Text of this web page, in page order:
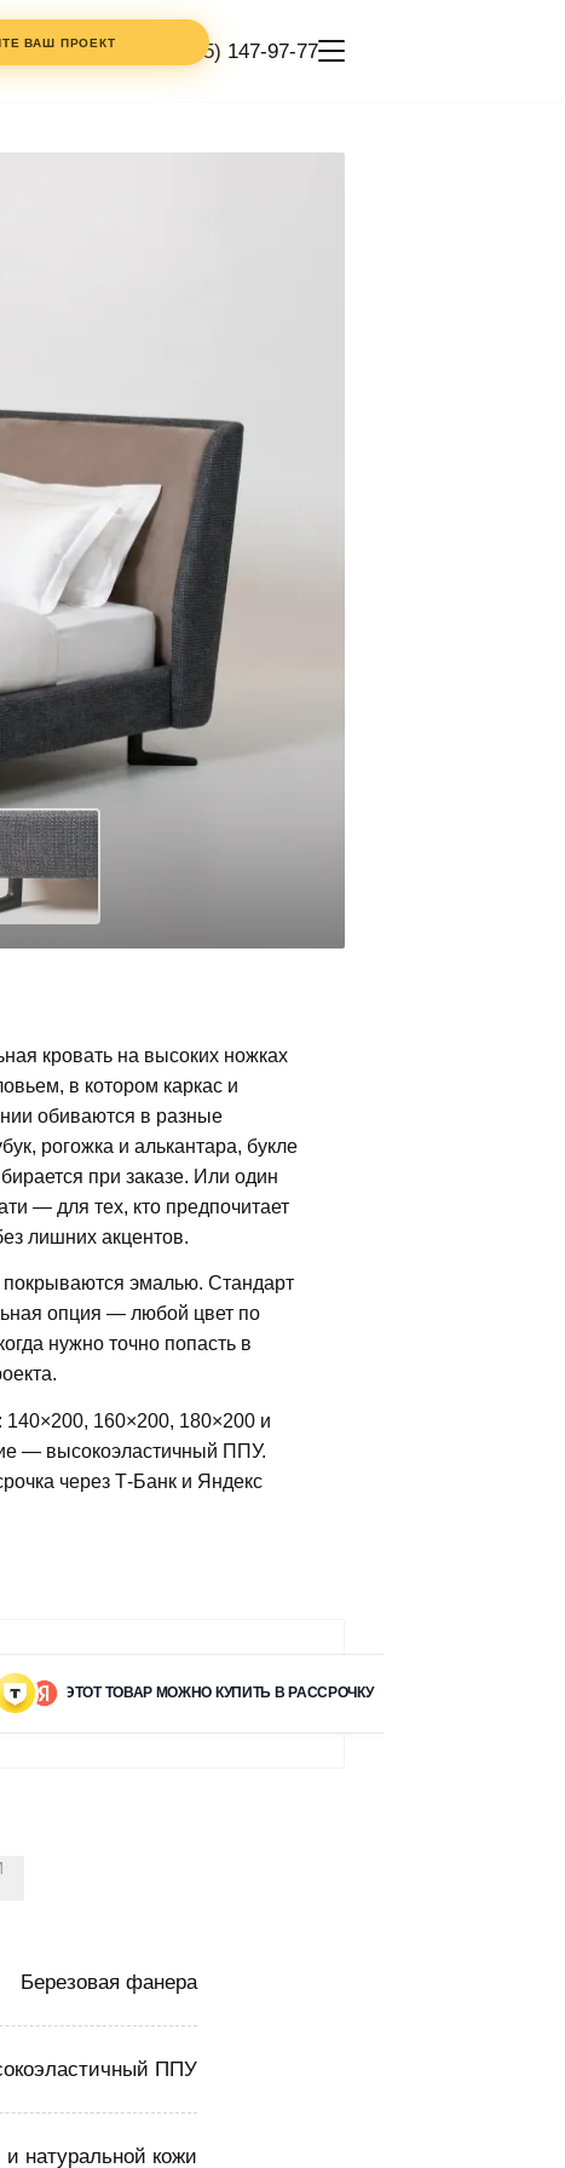
ВАШ ПРОЕКТ
КОММЕНТАРИЙ
+7 (495) 147-97-77
кровать на высоких ножках
в котором каркас и
обиваются в разные
рогожка и алькантара, букле
при заказе. Или один
— для тех, кто предпочитает
лишних акцентов.
покрываются эмалью. Стандарт
опция — любой цвет по
нужно точно попасть в
160×200, 180×200 и
— высокоэластичный ППУ.
через Т-Банк и Яндекс
ЭТОТ ТОВАР МОЖНО КУПИТЬ В РАССРОЧКУ
Березовая фанера
ППУ
и натуральной кожи